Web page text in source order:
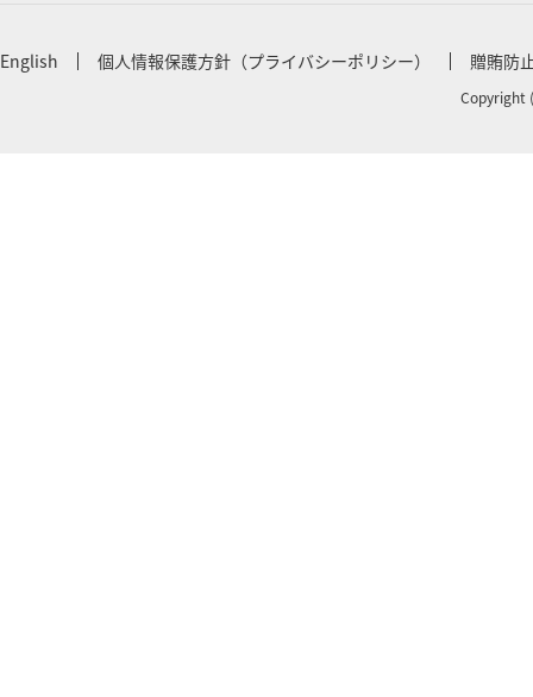
English 個人情報保護方針（プライバシーポリシー） 贈賄防
Copyright